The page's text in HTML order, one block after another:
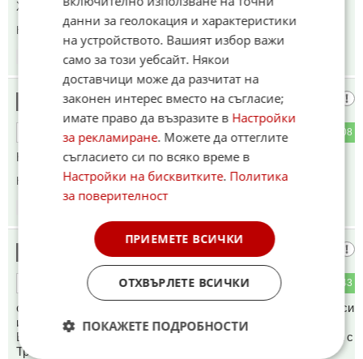
Хазарските евреи са генетически сбъркани психопати.
Коментиран от
02.06.2026
Иван
108
Нарко Рубио и Моше Нетаняху.
Коментиран от#53
Докато не
143
очистят Бибитката няма да се спре, тоя си прави каквото си
иска, само чакам след няколко часа статия израел удари
Бейрут въпреки "прекратяването на огъня" след разговора с
Тръмп. То цялото племе трябва да се затрие ама...
данни за геолокация и характеристики
на устройството. Вашият избор важи
само за този уебсайт. Някои
доставчици може да разчитат на
законен интерес вместо на съгласие;
имате право да възразите в Настройки
за рекламиране. Можете да оттеглите
съгласието си по всяко време в
Настройки на бисквитките. Политика
за поверителност
ПРИЕМЕТЕ ВСИЧКИ
ОТХВЪРЛЕТЕ ВСИЧКИ
ПОКАЖЕТЕ ПОДРОБНОСТИ